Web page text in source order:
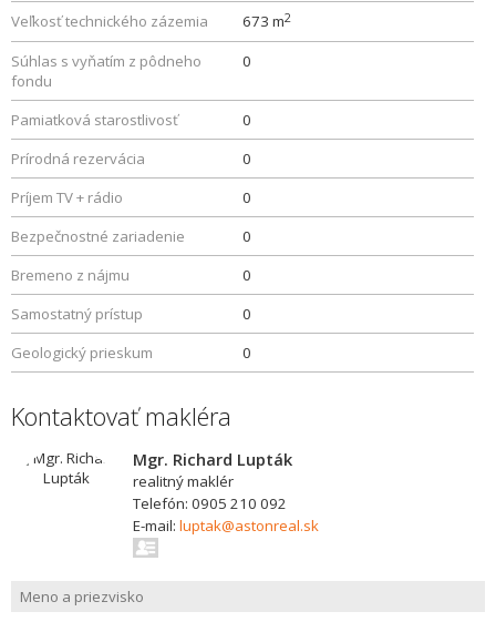
Veľkosť technického zázemia 673 m2
Súhlas s vyňatím z pôdneho
fondu
0
Pamiatková starostlivosť
0
Prírodná rezervácia
0
Príjem TV + rádio
0
Bezpečnostné zariadenie
0
Bremeno z nájmu
0
Samostatný prístup
0
Geologický prieskum
0
Kontaktovať makléra
Mgr. Richard Lupták
realitný maklér
Telefón: 0905 210 092
E-mail: luptak@astonreal.sk